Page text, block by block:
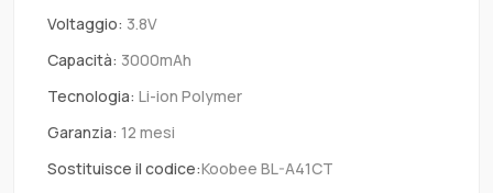
Voltaggio: 3.8V
Capacità: 3000mAh
Tecnologia: Li-ion Polymer
Garanzia: 12 mesi
Sostituisce il codice:Koobee BL-A41CT